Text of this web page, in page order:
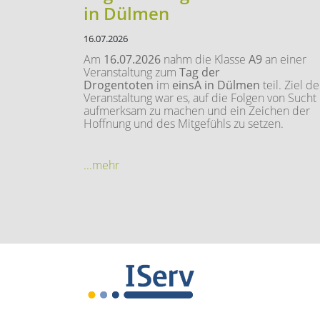
in Dülmen
16.07.2026
Am 16.07.2026 nahm die Klasse A9an einer
Veranstaltung zum Tag der
Drogentoten im einsA in Dülmen teil. Ziel
Veranstaltung war es, auf die Folgen von Sucht
aufmerksam zu machen und ein Zeichen der
Hoffnung und des Mitgefühls zu setzen.
...mehr